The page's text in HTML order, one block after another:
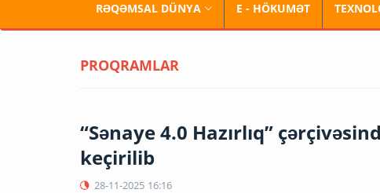
RƏQƏMSAL DÜNYA E - HÖKUMƏT
PROQRAMLAR
“Sənaye 4.0 Hazırlıq”
keçirilib
28-11-2025 16:16